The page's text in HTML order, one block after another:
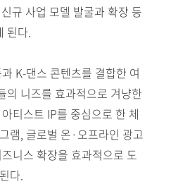
규 사업 모델 발굴과 확장 등
된다.
K-댄스 콘텐츠를 결합한 여
의 니즈를 효과적으로 겨냥한
티스트 IP를 중심으로 한 체
램, 글로벌 온·오프라인 광고
니스 확장을 효과적으로 도
다.